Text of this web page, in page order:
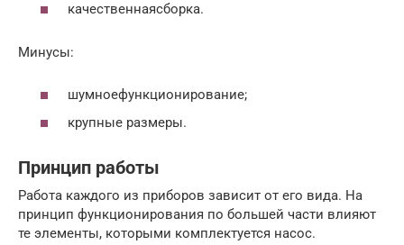
качественнаясборка.
Минусы:
шумноефункционирование;
крупные размеры.
Принцип работы
Работа каждого из приборов зависит от его вида. На
принцип функционирования по большей части влияют
те элементы, которыми комплектуется насос.